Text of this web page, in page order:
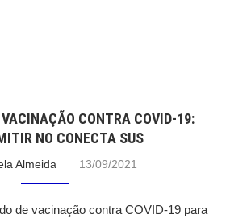
CONTRA COVID-19:
NO CONECTA SUS
Almeida 13/09/2021
de vacinação contra COVID-19 para